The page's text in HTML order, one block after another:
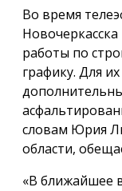
Во время
работы по
графику. Для
словам Юрия
области,
«В ближайшее